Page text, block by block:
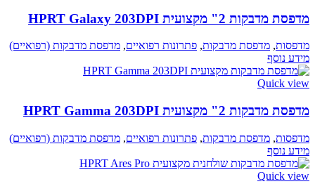
מדפסת מדבקות 2" מקצועית HPRT Galaxy 203DPI
מדפסות, מדפסת מדבקות, פתרונות רפואיים, מדפסת מדבקות (רפואיים)
מידע נוסף
Quick view
מדפסת מדבקות 2" מקצועית HPRT Gamma 203DPI
מדפסות, מדפסת מדבקות, פתרונות רפואיים, מדפסת מדבקות (רפואיים)
מידע נוסף
Quick view